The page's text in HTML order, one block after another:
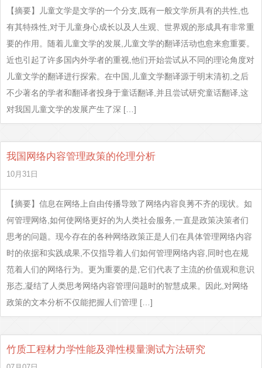
【摘要】儿童文学是文学的一个分支,既有一般文学所具有的共性,也
有其特殊性,对于儿童身心成长以及人生观、世界观的形成具有非常重
要的作用。随着儿童文学的发展,儿童文学的翻译活动也愈来愈重要。
近也引起了许多国内外学者的重视,他们开始尝试从不同的理论角度对
儿童文学的翻译进行探索。在中国,儿童文学翻译源于明末清初,之后
不少著名的学者和翻译者投身于童话翻译,并且尝试研究童话翻译,这
对我国儿童文学的发展产生了深 […]
我国网络内容管理政策的伦理分析
10月31日
【摘要】信息在网络上自由传播导致了网络内容良莠不齐的现状。如
何管理网络,如何使网络更好的为人类社会服务,一直是政策决策者们
思考的问题。现今存在的各种网络政策正是人们在具体管理网络内容
时的依据和实践成果,不仅指导着人们如何管理网络内容,同时也在规
范着人们的网络行为。更为重要的是,它们代表了主流的价值观和意识
形态,凝结了人类思考网络内容管理问题时的智慧成果。因此,对网络
政策的文本分析不仅能把握人们管理 […]
竹质工程材力学性能及弹性模量测试方法研究